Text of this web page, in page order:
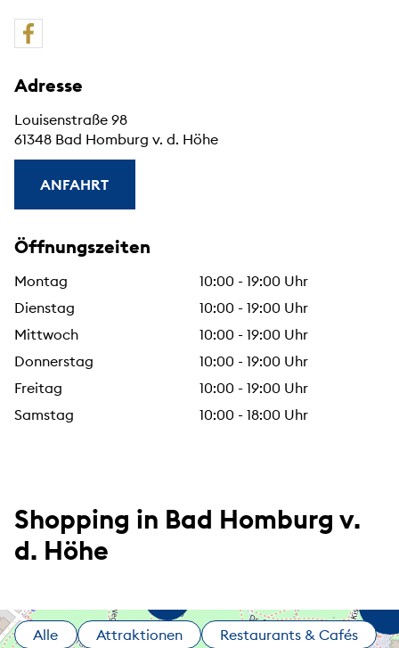
Adresse
Louisenstraße 98
61348 Bad Homburg v. d. Höhe
ANFAHRT
Öffnungszeiten
Montag
10:00 - 19:00 Uhr
Dienstag
10:00 - 19:00 Uhr
Mittwoch
10:00 - 19:00 Uhr
Donnerstag
10:00 - 19:00 Uhr
Freitag
10:00 - 19:00 Uhr
Samstag
10:00 - 18:00 Uhr
Shopping in Bad Homburg v.
d. Höhe
Alle Attraktionen
Restaurants & Cafés